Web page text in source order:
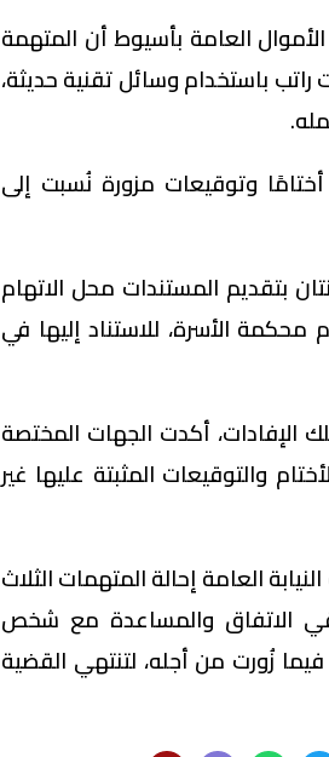
العامة بأسيوط أن المتهمة
باستخدام وسائل تقنية حديثة،
وتوقيعات مزورة نُسبت إلى
بتقديم المستندات محل الاتهام
الأسرة، للاستناد إليها في
الإفادات، أكدت الجهات المختصة
والتوقيعات المثبتة عليها غير
العامة إحالة المتهمات الثلاث
الاتفاق والمساعدة مع شخص
زُورت من أجله، لتنتهي القضية